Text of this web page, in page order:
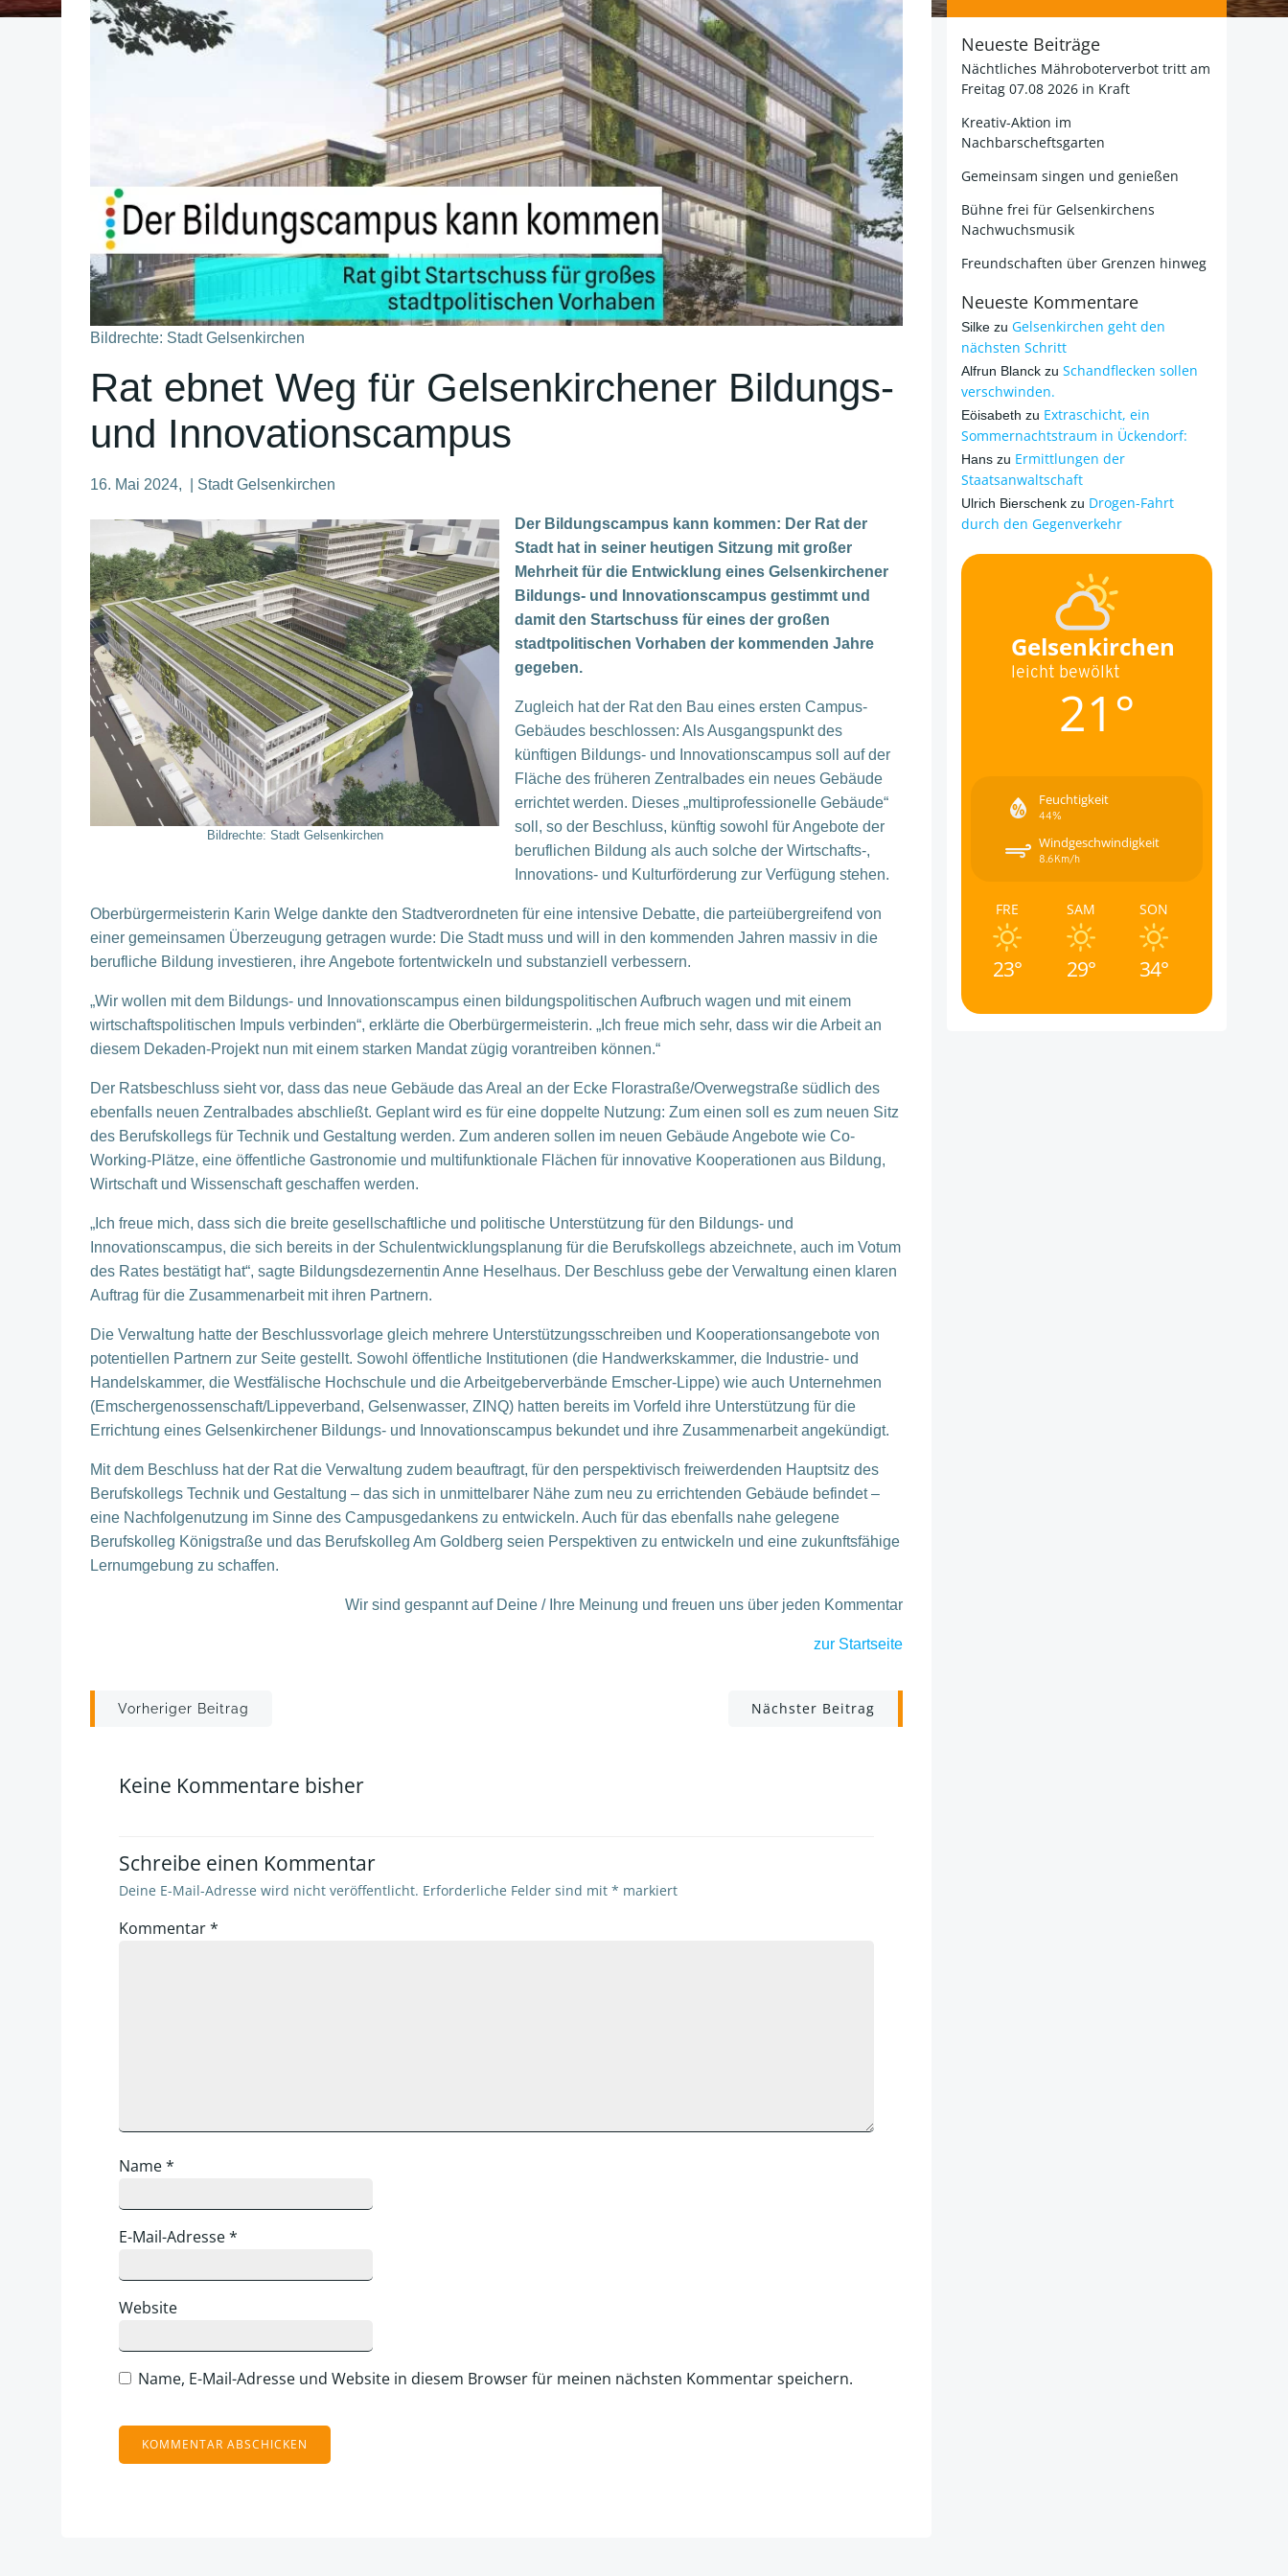
Bildrechte: Stadt Gelsenkirchen
Rat ebnet Weg für Gelsenkirchener Bildungs-
und Innovationscampus
16. Mai 2024, | Stadt Gelsenkirchen
Bildrechte: Stadt Gelsenkirchen
Der Bildungscampus kann kommen: Der Rat der
Stadt hat in seiner heutigen Sitzung mit großer
Mehrheit für die Entwicklung eines Gelsenkirchener
Bildungs- und Innovationscampus gestimmt und
damit den Startschuss für eines der großen
stadtpolitischen Vorhaben der kommenden Jahre
gegeben.
Zugleich hat der Rat den Bau eines ersten Campus-
Gebäudes beschlossen: Als Ausgangspunkt des
künftigen Bildungs- und Innovationscampus soll auf der
Fläche des früheren Zentralbades ein neues Gebäude
errichtet werden. Dieses „multiprofessionelle Gebäude“
soll, so der Beschluss, künftig sowohl für Angebote der
beruflichen Bildung als auch solche der Wirtschafts-,
Innovations- und Kulturförderung zur Verfügung stehen.
Oberbürgermeisterin Karin Welge dankte den Stadtverordneten für eine intensive Debatte, die parteiübergreifend von
einer gemeinsamen Überzeugung getragen wurde: Die Stadt muss und will in den kommenden Jahren massiv in die
berufliche Bildung investieren, ihre Angebote fortentwickeln und substanziell verbessern.
„Wir wollen mit dem Bildungs- und Innovationscampus einen bildungspolitischen Aufbruch wagen und mit einem
wirtschaftspolitischen Impuls verbinden“, erklärte die Oberbürgermeisterin. „Ich freue mich sehr, dass wir die Arbeit an
diesem Dekaden-Projekt nun mit einem starken Mandat zügig vorantreiben können.“
Der Ratsbeschluss sieht vor, dass das neue Gebäude das Areal an der Ecke Florastraße/Overwegstraße südlich des
ebenfalls neuen Zentralbades abschließt. Geplant wird es für eine doppelte Nutzung: Zum einen soll es zum neuen Sitz
des Berufskollegs für Technik und Gestaltung werden. Zum anderen sollen im neuen Gebäude Angebote wie Co-
Working-Plätze, eine öffentliche Gastronomie und multifunktionale Flächen für innovative Kooperationen aus Bildung,
Wirtschaft und Wissenschaft geschaffen werden.
„Ich freue mich, dass sich die breite gesellschaftliche und politische Unterstützung für den Bildungs- und
Innovationscampus, die sich bereits in der Schulentwicklungsplanung für die Berufskollegs abzeichnete, auch im Votum
des Rates bestätigt hat“, sagte Bildungsdezernentin Anne Heselhaus. Der Beschluss gebe der Verwaltung einen klaren
Auftrag für die Zusammenarbeit mit ihren Partnern.
Die Verwaltung hatte der Beschlussvorlage gleich mehrere Unterstützungsschreiben und Kooperationsangebote von
potentiellen Partnern zur Seite gestellt. Sowohl öffentliche Institutionen (die Handwerkskammer, die Industrie- und
Handelskammer, die Westfälische Hochschule und die Arbeitgeberverbände Emscher-Lippe) wie auch Unternehmen
(Emschergenossenschaft/Lippeverband, Gelsenwasser, ZINQ) hatten bereits im Vorfeld ihre Unterstützung für die
Errichtung eines Gelsenkirchener Bildungs- und Innovationscampus bekundet und ihre Zusammenarbeit angekündigt.
Mit dem Beschluss hat der Rat die Verwaltung zudem beauftragt, für den perspektivisch freiwerdenden Hauptsitz des
Berufskollegs Technik und Gestaltung – das sich in unmittelbarer Nähe zum neu zu errichtenden Gebäude befindet –
eine Nachfolgenutzung im Sinne des Campusgedankens zu entwickeln. Auch für das ebenfalls nahe gelegene
Berufskolleg Königstraße und das Berufskolleg Am Goldberg seien Perspektiven zu entwickeln und eine zukunftsfähige
Lernumgebung zu schaffen.
Wir sind gespannt auf Deine / Ihre Meinung und freuen uns über jeden Kommentar
zur Startseite
Post
Vorheriger Beitrag Nächster Beitrag
Keine Kommentare bisher
Schreibe einen Kommentar
Deine E-Mail-Adresse wird nicht veröffentlicht. Erforderliche Felder sind mit * markiert
Kommentar*
Name*
E-Mail-Adresse*
Website
Name, E-Mail-Adresse und Website in diesem Browser für meinen nächsten Kommentar speichern.
Neueste Beiträge
Nächtliches Mähroboterverbot tritt am
Freitag 07.08 2026 in Kraft
Kreativ-Aktion im
Nachbarscheftsgarten
Gemeinsam singen und genießen
Bühne frei für Gelsenkirchens
Nachwuchsmusik
Freundschaften über Grenzen hinweg
Neueste Kommentare
Silke zu Gelsenkirchen geht den
nächsten Schritt
Alfrun Blanck zu Schandflecken sollen
verschwinden.
Eöisabeth zu Extraschicht, ein
Sommernachtstraum in Ückendorf:
Hans zu Ermittlungen der
Staatsanwaltschaft
Ulrich Bierschenk zu Drogen-Fahrt
durch den Gegenverkehr
Gelsenkirchen
leicht bewölkt
21°
Feuchtigkeit
44%
Windgeschwindigkeit
8.6Km/h
FRE
23°
SAM
29°
SON
34°